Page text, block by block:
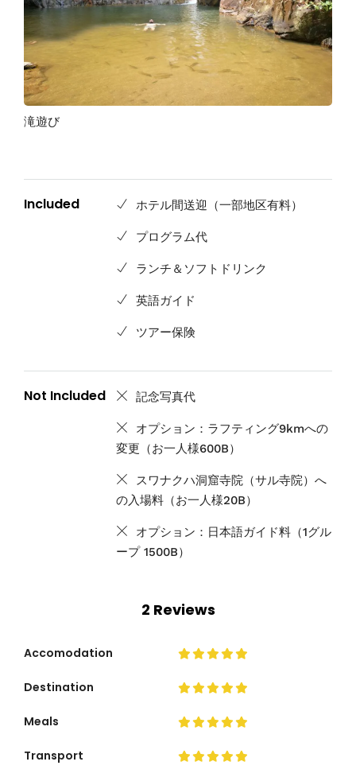
滝遊び
Included ホテル間送迎（一部地区有料）
プログラム代
ランチ＆ソフトドリンク
英語ガイド
ツアー保険
Not Included 記念写真代
オプション：ラフティング9kmへの
変更（お一人様600B）
スワナクハ洞窟寺院（サル寺院）へ
の入場料（お一人様20B）
オプション：日本語ガイド料（1グル
ープ 1500B）
2 Reviews
Accomodation
Destination
Meals
Transport